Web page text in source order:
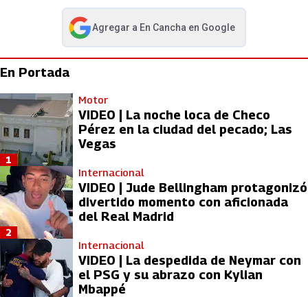
Agregar a En Cancha en Google
abre en nueva pestaña
En Portada
Motor
VIDEO | La noche loca de Checo
Pérez en la ciudad del pecado; Las
Vegas
1
Internacional
VIDEO | Jude Bellingham protagonizó
divertido momento con aficionada
del Real Madrid
2
Internacional
VIDEO | La despedida de Neymar con
el PSG y su abrazo con Kylian
Mbappé